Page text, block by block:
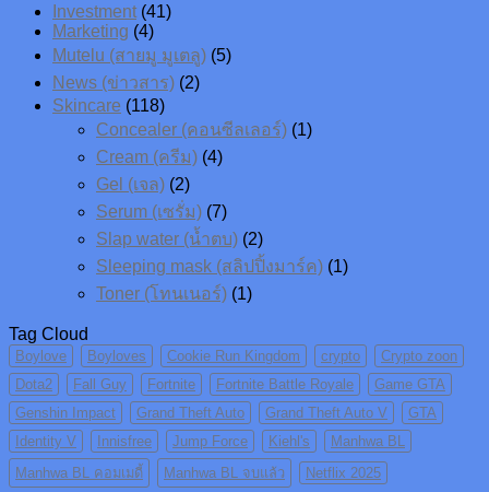
Investment(41)
Marketing (4)
Mutelu (สายมู มูเตลู) (5)
News (ข่าวสาร) (2)
Skincare (118)
Concealer (คอนซีลเลอร์) (1)
Cream (ครีม) (4)
Gel (เจล) (2)
Serum (เซรั่ม) (7)
Slap water (น้ำตบ) (2)
Sleeping mask (สลิปปิ้งมาร์ค) (1)
Toner (โทนเนอร์) (1)
Tag Cloud
Boylove Boyloves Cookie Run Kingdom crypto
Crypto zoon
Dota2
Fall Guy Fortnite Fortnite Battle Royale
Game GTA
Genshin Impact
Grand Theft Auto Grand Theft Auto V
GTA
Identity V
Innisfree Jump Force Kiehl's
Manhwa BL
Manhwa BL คอมเมดี้
Manhwa BL จบแล้ว Netflix 2025